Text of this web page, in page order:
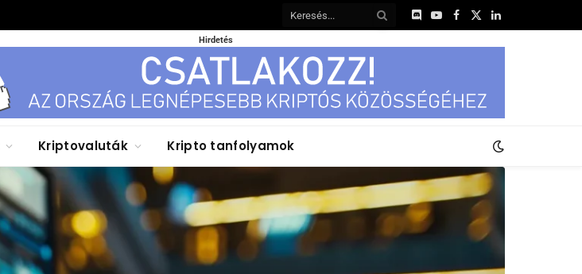
DiscordYouTube
Facebook
X
LinkedIn
Hirdetés
Kriptovaluták Kripto tanfolyamok